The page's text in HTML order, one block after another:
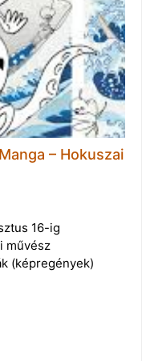
– Hokuszai
16-ig
művész
(képregények)